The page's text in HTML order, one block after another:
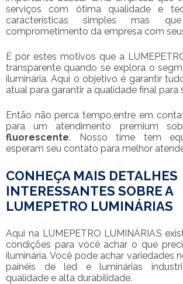
serviços com ótima qualidade e
características simples mas
comprometimento da empresa com
É por estes motivos que a
transparente quando se explora o
iluminária. Aqui o objetivo é garantir
atual para garantir a qualidade final para
Então não perca tempo,entre em
para um atendimento premium
fluorescente. Nosso time tem
esperam seu contato para melhor
CONHEÇA MAIS DETALHES
INTERESSANTES SOBRE A
LUMEPETRO LUMINÁRIAS
Aqui na LUMEPETRO LUMINÁRIAS
condições para você achar o que
iluminária. Você pode achar variedades
painéis de led e luminárias
qualidade e alta durabilidade.